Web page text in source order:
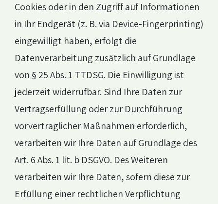
Cookies oder in den Zugriff auf Informationen
in Ihr Endgerät (z. B. via Device-Fingerprinting)
eingewilligt haben, erfolgt die
Datenverarbeitung zusätzlich auf Grundlage
von § 25 Abs. 1 TTDSG. Die Einwilligung ist
jederzeit widerrufbar. Sind Ihre Daten zur
Vertragserfüllung oder zur Durchführung
vorvertraglicher Maßnahmen erforderlich,
verarbeiten wir Ihre Daten auf Grundlage des
Art. 6 Abs. 1 lit. b DSGVO. Des Weiteren
verarbeiten wir Ihre Daten, sofern diese zur
Erfüllung einer rechtlichen Verpflichtung